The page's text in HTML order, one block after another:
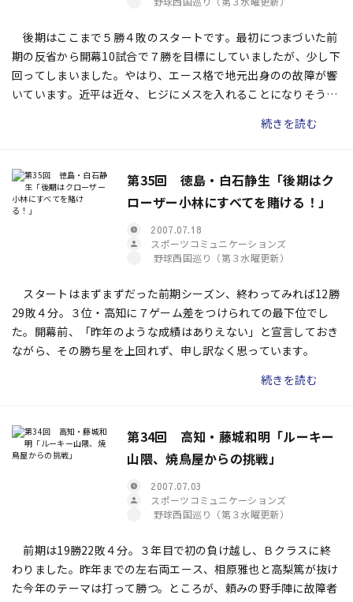
後期はここまで５勝４敗のスタートです。最初につまづいた前
期の反省から開幕10試合で７勝を目標にしていましたが、少し下
回ってしまいました。やはり、エース格で地元出身のの故障が響
いています。近平は近々、ヒジにメスを入れることになりそうで
続きを読む
第35回 徳島・白石静生「後期はク
ローザー小林にすべてを賭ける！」
2007.07.18
スポーツコミュニケーションズ
野球西国巡り（第３水曜更新）
スタートはまずまずだった前期シーズン、終わってみれば12勝
29敗４分。３位・高知に７ゲーム差をつけられての最下位でし
た。開幕前、「昨年のような成績はありえない」と宣言しておき
ながら、その勝ち星を上回れず、申し訳なく思っています。
続きを読む
第34回 高知・藤城和明「ルーキー
山隈、焼鳥屋からの挑戦」
2007.07.03
スポーツコミュニケーションズ
野球西国巡り（第３水曜更新）
前期は19勝22敗４分。３年目で初の負け越し、Ｂクラスに終
わりました。昨年までの左右両エース、相原雅也と高梨篤が抜け
た今年のテーマは打って勝つ。ところが、頼みの野手陣に故障者